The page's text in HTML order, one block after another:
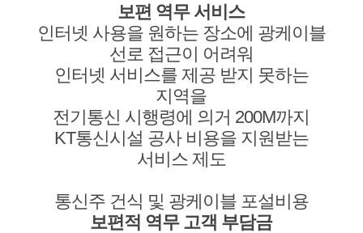
보편 역무 서비스
인터넷 사용을 원하는 장소에 광케이블
선로 접근이 어려워
인터넷 서비스를 제공 받지 못하는
지역을
전기통신 시행령에 의거 200M까지
KT통신시설 공사 비용을 지원받는
서비스 제도
통신주 건식 및 광케이블 포설비용
보편적 역무 고객 부담금